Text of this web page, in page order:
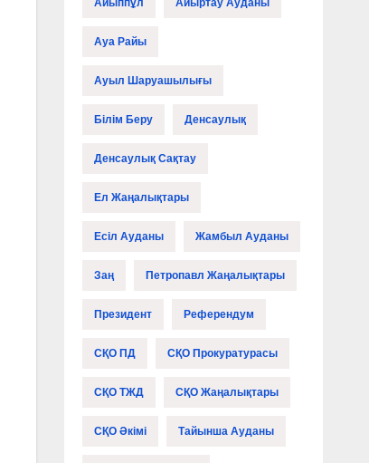
Айыппұл Айыртау Ауданы
Ауа Райы
Ауыл Шаруашылығы
Білім Беру Денсаулық
Денсаулық Сақтау
Ел Жаңалықтары
Есіл Ауданы Жамбыл Ауданы
Заң Петропавл Жаңалықтары
Президент Референдум
СҚО ПД СҚО Прокуратурасы
СҚО ТЖД СҚО Жаңалықтары
СҚО Әкімі Тайынша Ауданы